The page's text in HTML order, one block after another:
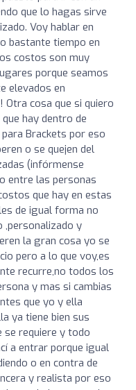
que lo hagas sirve
Voy hablar en
bastante tiempo en
costos son muy
porque seamos
elevados en
Otra cosa que si quiero
hay dentro de
Brackets por eso
o se quejen del
(infórmense
entre las personas
que hay en estas
de igual forma no
,personalizado y
la gran cosa yo se
pero a lo que voy,es
recurre,no todos los
y mas si cambias
que yo y ella
ya tiene bien sus
se requiere y todo
a entrar porque igual
o en contra de
y realista por eso